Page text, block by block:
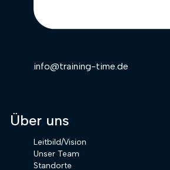
info@training-time.de
Über uns
Leitbild/Vision
Unser Team
Standorte